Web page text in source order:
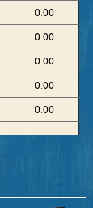
0.00
0.00
0.00
0.00
0.00